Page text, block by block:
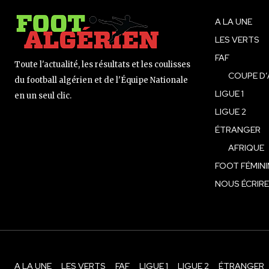
Toute l'actualité, les résultats et les coulisses
du football algérien et de l'Équipe Nationale
en un seul clic.
A LA UNE
LES VERTS
FAF
COUPE
LIGUE 1
LIGUE 2
ÉTRANGER
AFRIQUE
FOOT
NOUS ÉCRIRE
A LA UNE LES VERTS FAF LIGUE 1 LIGUE 2 ÉTRANGER